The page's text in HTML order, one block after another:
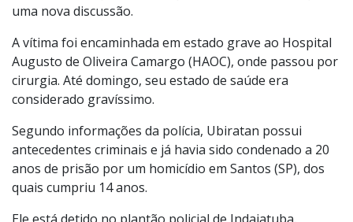
e atacou a companheira no portão da residência após
A vítima foi encaminhada em estado grave ao Hospital
Augusto de Oliveira Camargo (HAOC), onde passou por
cirurgia. Até domingo, seu estado de saúde era
considerado gravíssimo.
Segundo informações da polícia, Ubiratan possui
antecedentes criminais e já havia sido condenado a 20
anos de prisão por um homicídio em Santos (SP), dos
quais cumpriu 14 anos.